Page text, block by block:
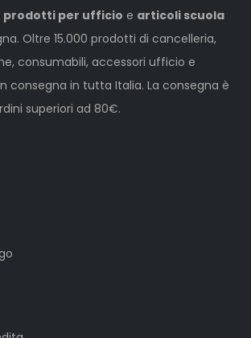
prodotti per ufficio e articoli scuola
Oltre 15.000 prodotti di cancelleria,
consumabili, accessori ufficio e
consegna in tutta Italia. La consegna è
superiori ad 80€.